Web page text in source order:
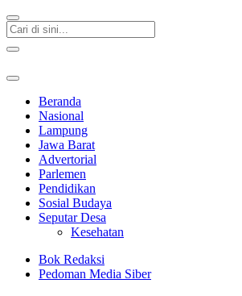
Beranda
Nasional
Lampung
Jawa Barat
Advertorial
Parlemen
Pendidikan
Sosial Budaya
Seputar Desa
Kesehatan
Bok Redaksi
Pedoman Media Siber